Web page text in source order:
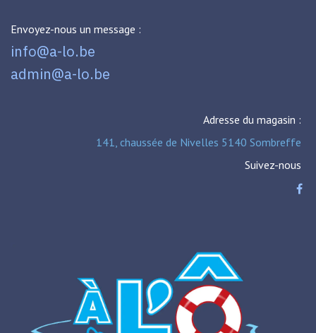
Envoyez-nous un message :
info@a-lo.be
admin@a-lo.be
Adresse du magasin :
141, chaussée de Nivelles 5140 Sombreffe
Suivez-nous